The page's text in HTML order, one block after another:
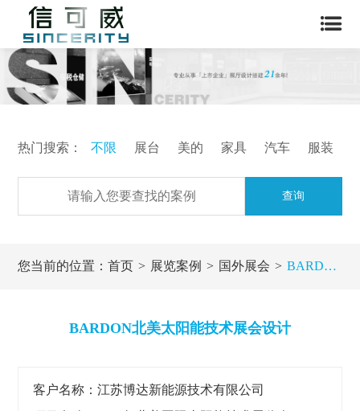
热门搜索： 不限 展台 美的 家具 汽车 服装
查询
您当前的位置：首页 展览案例 国外展会 BARDON北美太阳能技术展会设计
BARDON北美太阳能技术展会设计
客户名称：江苏博达新能源技术有限公司